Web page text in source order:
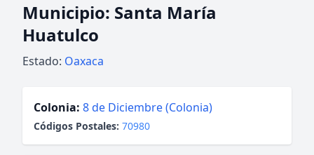
Municipio: Santa María
Huatulco
Estado: Oaxaca
Colonia: 8 de Diciembre (Colonia)
Códigos Postales: 70980